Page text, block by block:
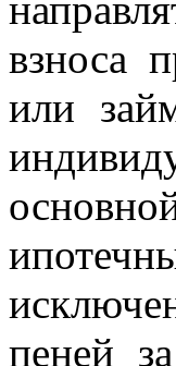
взноса
или
пеней